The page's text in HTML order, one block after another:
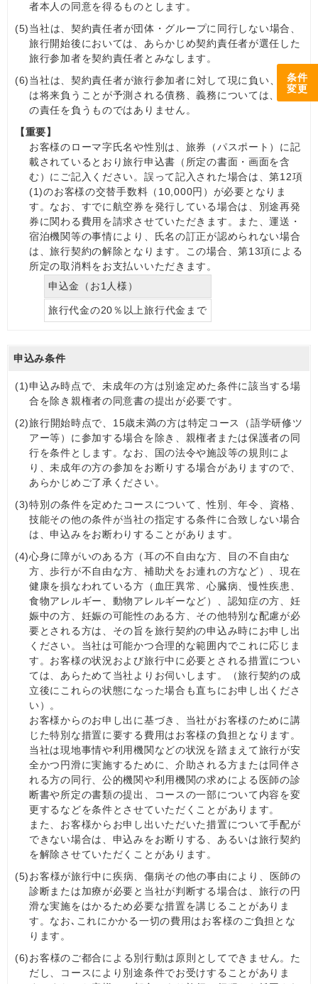
条件
変更
者本人の同意を得るものとします。
(5)当社は、契約責任者が団体・グループに同行しない場合、
旅行開始後においては、あらかじめ契約責任者が選任した
旅行参加者を契約責任者とみなします。
(6)当社は、契約責任者が旅行参加者に対して現に負い、また
は将来負うことが予測される債務、義務については、何ら
の責任を負うものではありません。
【重要】
お客様のローマ字氏名や性別は、旅券（パスポート）に記
載されているとおり旅行申込書（所定の書面・画面を含
む）にご記入ください。誤って記入された場合は、第12項
(1)のお客様の交替手数料（10,000円）が必要となりま
す。なお、すでに航空券を発行している場合は、別途再発
券に関わる費用を請求させていただきます。また、運送・
宿泊機関等の事情により、氏名の訂正が認められない場合
は、旅行契約の解除となります。この場合、第13項による
所定の取消料をお支払いいただきます。
申込金（お1人様）
旅行代金の20％以上旅行代金まで
申込み条件
(1)申込み時点で、未成年の方は別途定めた条件に該当する場
合を除き親権者の同意書の提出が必要です。
(2)旅行開始時点で、15歳未満の方は特定コース（語学研修ツ
アー等）に参加する場合を除き、親権者または保護者の同
行を条件とします。なお、国の法令や施設等の規則によ
り、未成年の方の参加をお断りする場合がありますので、
あらかじめご了承ください。
(3)特別の条件を定めたコースについて、性別、年令、資格、
技能その他の条件が当社の指定する条件に合致しない場合
は、申込みをお断わりすることがあります。
(4)心身に障がいのある方（耳の不自由な方、目の不自由な
方、歩行が不自由な方、補助犬をお連れの方など）、現在
健康を損なわれている方（血圧異常、心臓病、慢性疾患、
食物アレルギー、動物アレルギーなど）、認知症の⽅、妊
娠中の方、妊娠の可能性のある方、その他特別な配慮が必
要とされる方は、その旨を旅行契約の申込み時にお申し出
ください。当社は可能かつ合理的な範囲内でこれに応じま
す。お客様の状況および旅行中に必要とされる措置につい
ては、あらためて当社よりお伺いします。（旅行契約の成
立後にこれらの状態になった場合も直ちにお申し出くださ
い）。
お客様からのお申し出に基づき、当社がお客様のために講
じた特別な措置に要する費用はお客様の負担となります。
当社は現地事情や利用機関などの状況を踏まえて旅行が安
全かつ円滑に実施するために、介助される方または同伴さ
れる方の同行、公的機関や利用機関の求めによる医師の診
断書や所定の書類の提出、コースの一部について内容を変
更するなどを条件とさせていただくことがあります。
また、お客様からお申し出いただいた措置について手配が
できない場合は、申込みをお断りする、あるいは旅行契約
を解除させていただくことがあります。
(5)お客様が旅行中に疾病、傷病その他の事由により、医師の
診断または加療が必要と当社が判断する場合は、旅行の円
滑な実施をはかるため必要な措置を講じることがありま
す。なお､これにかかる一切の費用はお客様のご負担とな
ります。
(6)お客様のご都合による別行動は原則としてできません。た
だし、コースにより別途条件でお受けすることがありま